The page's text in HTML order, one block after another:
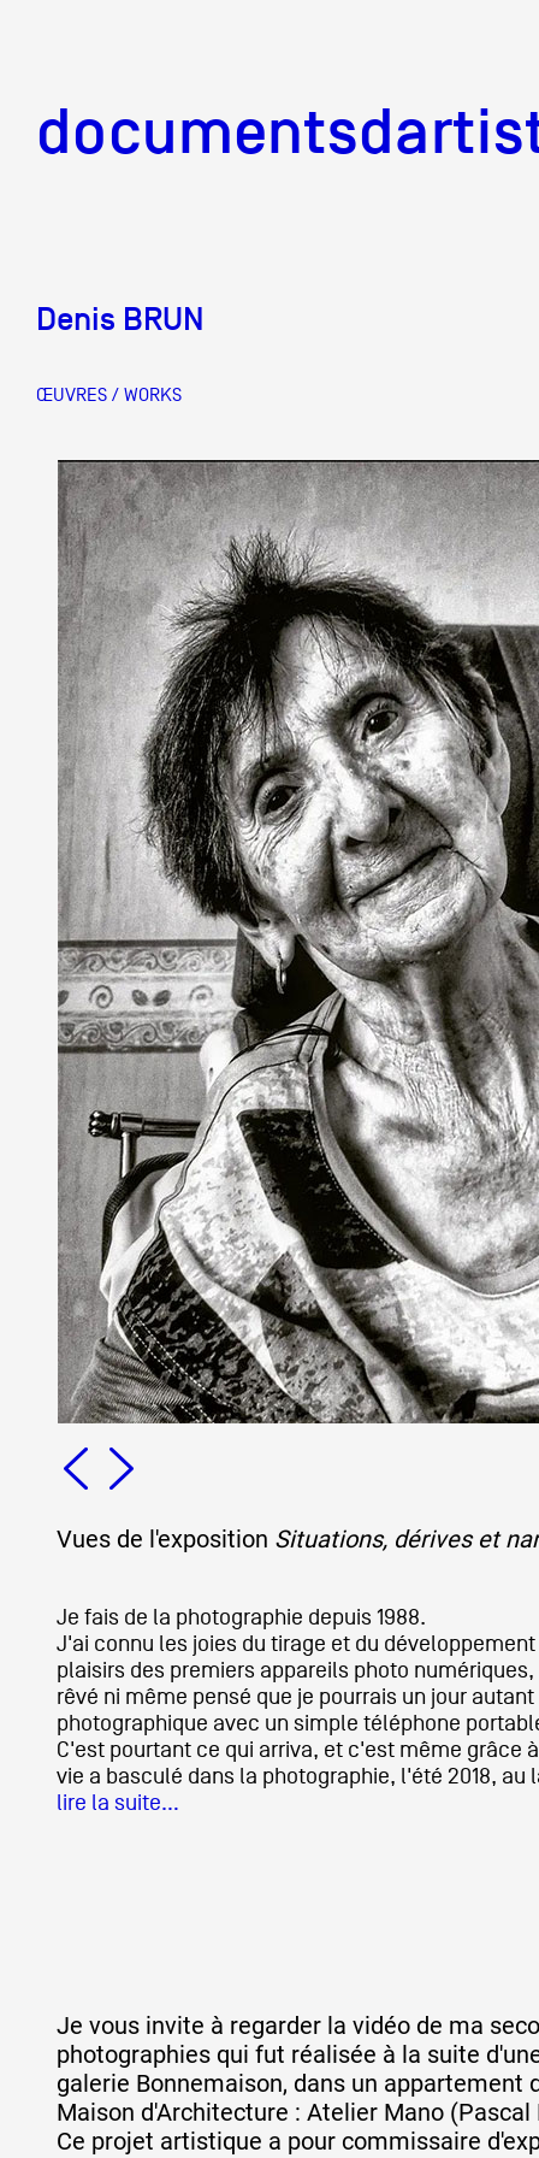
Équipe
Partenaires
Crédits
Actions
Documentation
Visites d'ateliers
Production vidéo
Formation
Événements
1% œuvres dans
public
Artistes
De A à Z
Candidater
Contact
Denis BRUN
ŒUVRES / WORKS
Vues de l'exposition Situations, dérives et
Je fais de la photographie depuis 1988.
J'ai connu les joies du tirage et du
plaisirs des premiers appareils photo
rêvé ni même pensé que je pourrais un jour
photographique avec un simple téléphone
C'est pourtant ce qui arriva, et c'est même grâce
vie a basculé dans la photographie, l'été 2018, au
lire la suite…
Je vous invite à regarder la vidéo de ma
photographies qui fut réalisée à la suite
galerie Bonnemaison, dans un
Maison d'Architecture : Atelier Mano
Ce projet artistique a pour commissaire